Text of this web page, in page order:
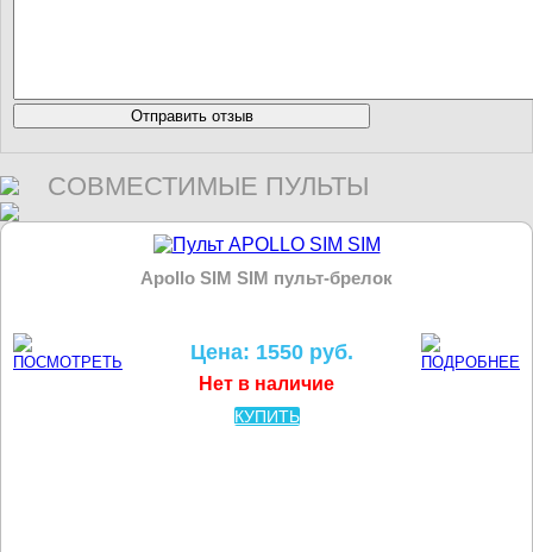
СОВМЕСТИМЫЕ ПУЛЬТЫ
Apollo SIM SIM пульт-брелок
Цена: 1550 руб.
Нет в наличие
КУПИТЬ